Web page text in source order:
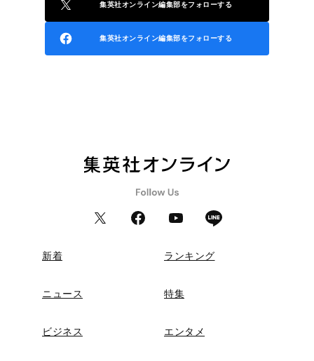
集英社オンライン編集部をフォローする
集英社オンライン編集部をフォローする
新着 ランキング
ニュース 特集
ビジネス エンタメ